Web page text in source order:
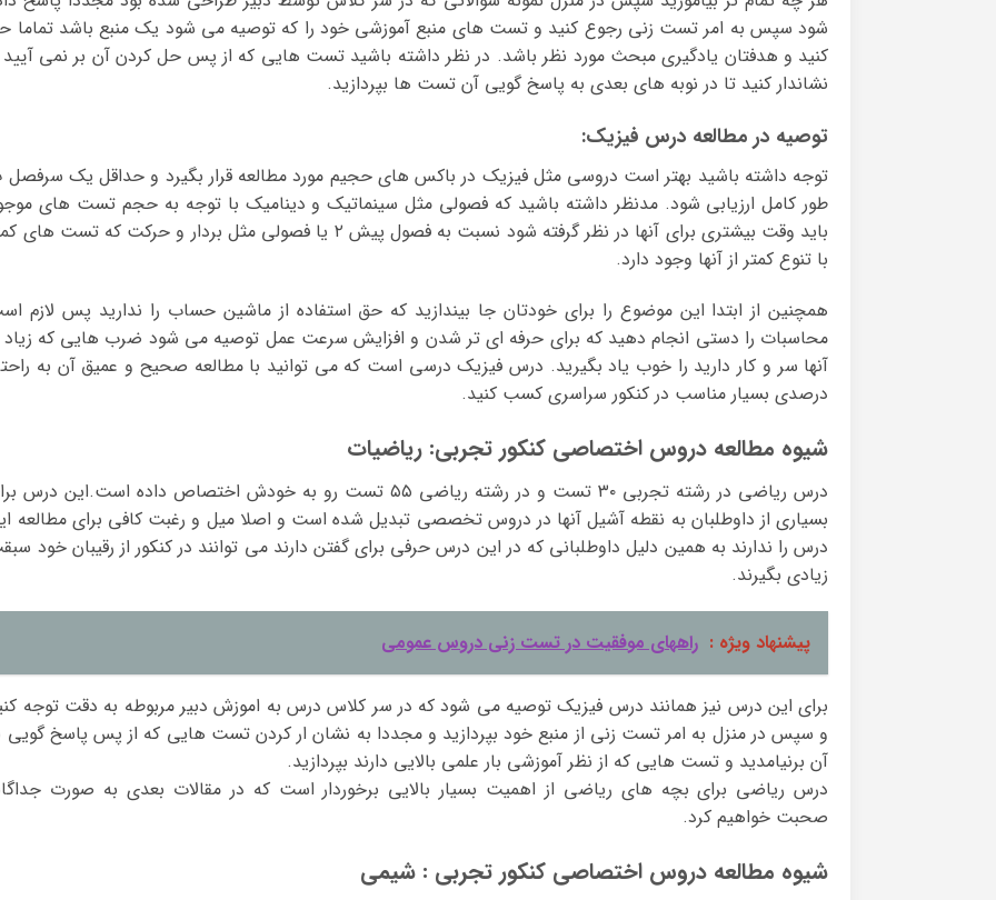
شود سپس به امر تست زنی رجوع کنید و تست های منبع آموزشی خود را که توصیه می شود یک منبع باشد تماما
کنید و هدفتان یادگیری مبحث مورد نظر باشد. در نظر داشته باشید تست هایی که از پس حل کردن آن بر نمی آیید
نشاندار کنید تا در نوبه های بعدی به پاسخ گویی آن تست ها بپردازید.
توصیه در مطالعه درس فیزیک:
توجه داشته باشید بهتر است دروسی مثل فیزیک در باکس های حجیم مورد مطالعه قرار بگیرد و حداقل یک
طور کامل ارزیابی شود. مدنظر داشته باشید که فصولی مثل سینماتیک و دینامیک با توجه به حجم تست های
باید وقت بیشتری برای آنها در نظر گرفته شود نسبت به فصول پیش ۲ یا فصولی مثل بردار و حرکت که تست
با تنوع کمتر از آنها وجود دارد.
همچنین از ابتدا این موضوع را برای خودتان جا بیندازید که حق استفاده از ماشین حساب را ندارید پس لازم
محاسبات را دستی انجام دهید که برای حرفه ای تر شدن و افزایش سرعت عمل توصیه می شود ضرب هایی که زیاد
آنها سر و کار دارید را خوب یاد بگیرید. درس فیزیک درسی است که می توانید با مطالعه صحیح و عمیق آن به
درصدی بسیار مناسب در کنکور سراسری کسب کنید.
شیوه مطالعه دروس اختصاصی کنکور تجربی: ریاضیات
درس ریاضی در رشته تجربی ۳۰ تست و در رشته ریاضی ۵۵ تست رو به خودش اختصاص داده است.این درس
بسیاری از داوطلبان به نقطه آشیل آنها در دروس تخصصی تبدیل شده است و اصلا میل و رغبت کافی برای مطالعه
درس را ندارند به همین دلیل داوطلبانی که در این درس حرفی برای گفتن دارند می توانند در کنکور از رقیبان خود
زیادی بگیرند.
پیشنهاد ویژه : راههای موفقیت در تست زنی دروس عمومی
برای این درس نیز همانند درس فیزیک توصیه می شود که در سر کلاس درس به اموزش دبیر مربوطه به دقت توجه
و سپس در منزل به امر تست زنی از منبع خود بپردازید و مجددا به نشان ار کردن تست هایی که از پس پاسخ گویی
آن برنیامدید و تست هایی که از نظر آموزشی بار علمی بالایی دارند بپردازید.
درس ریاضی برای بچه های ریاضی از اهمیت بسیار بالایی برخوردار است که در مقالات بعدی به صورت
صحبت خواهیم کرد.
شیوه مطالعه دروس اختصاصی کنکور تجربی : شیمی